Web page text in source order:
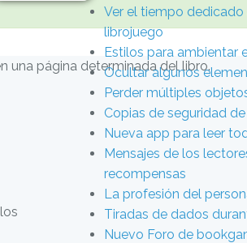
una página determinada del libro.
Ver el tiempo dedicado
librojuego
Estilos para ambientar
Ocultar algunos
Perder múltiples
Copias de seguridad
Nueva app para leer
Mensajes de los
recompensas
La profesión del
Tiradas de dados
Nuevo Foro de